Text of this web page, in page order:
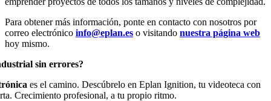
Para obtener más información, ponte en contacto con nosotros por
correo electrónico info@eplan.es o visitando nuestra página web
hoy mismo.
sin errores?
es el camino. Descúbrelo en Eplan Ignition, tu videoteca con
Crecimiento profesional, a tu propio ritmo.